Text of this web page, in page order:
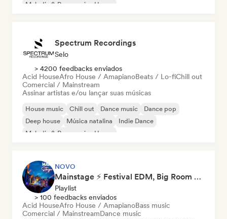
Melodic & Progressive House
Spectrum Recordings
Selo
> 4200 feedbacks enviados
Acid HouseAfro House / AmapianoBeats / Lo-fiChill out
Comercial / Mainstream
Assinar artistas e/ou lançar suas músicas
House music Chill out Dance music
Dance pop
Deep house
Música natalina
Indie Dance
Melodic & Progressive House
NOVO
Mainstage ⚡ Festival EDM, Big Room & House Anthems
Playlist
> 100 feedbacks enviados
Acid HouseAfro House / AmapianoBass music
Comercial / MainstreamDance music